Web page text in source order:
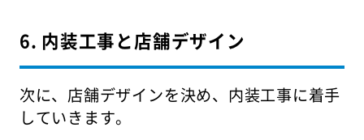
6. 内装工事と店舗デザイン
次に、店舗デザインを決め、内装工事に着手
していきます。